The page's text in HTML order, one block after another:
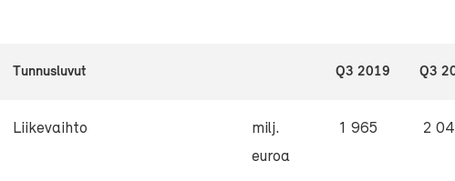
Tunnusluvut Q3 2019 Q3
Liikevaihto
milj.
euroa
1 965 2